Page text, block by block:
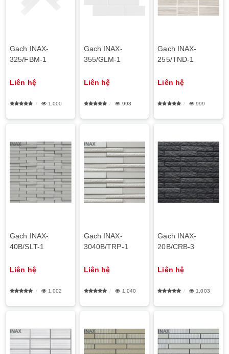
Gạch INAX-
325/FBM-1
Liên hệ
1,000
Gạch INAX-
355/GLM-1
Liên hệ
998
Gạch INAX-
255/TND-1
Liên hệ
999
Gạch INAX-
40B/SLT-1
Liên hệ
1,002
Gạch INAX-
3040B/TRP-1
Liên hệ
1,040
Gạch INAX-
20B/CRB-3
Liên hệ
1,003